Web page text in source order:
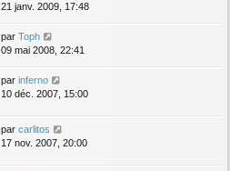
21 janv. 2009, 17:48
par Toph
09 mai 2008, 22:41
par inferno
10 déc. 2007, 15:00
par carlitos
17 nov. 2007, 20:00